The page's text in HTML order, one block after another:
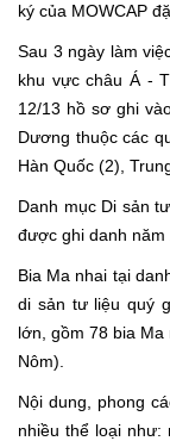
ký của MOWCAP
Sau 3 ngày làm
khu vực châu Á -
12/13 hồ sơ ghi
Dương thuộc các
Hàn Quốc (2),
Danh mục Di sản
được ghi danh năm
Bia Ma nhai tại
di sản tư liệu quý
lớn, gồm 78 bia
Nôm).
Nội dung, phong
nhiều thể loại như: